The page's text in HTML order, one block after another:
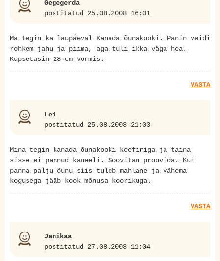
Gegegerda
postitatud 25.08.2008 16:01
Ma tegin ka laupäeval Kanada õunakooki. Panin veidi
rohkem jahu ja piima, aga tuli ikka väga hea.
Küpsetasin 28-cm vormis.
VASTA
Le1
postitatud 25.08.2008 21:03
Mina tegin kanada õunakooki keefiriga ja taina
sisse ei pannud kaneeli. Soovitan proovida. Kui
panna palju õunu siis tuleb mahlane ja vähema
kogusega jääb kook mõnusa koorikuga.
VASTA
Janikaa
postitatud 27.08.2008 11:04